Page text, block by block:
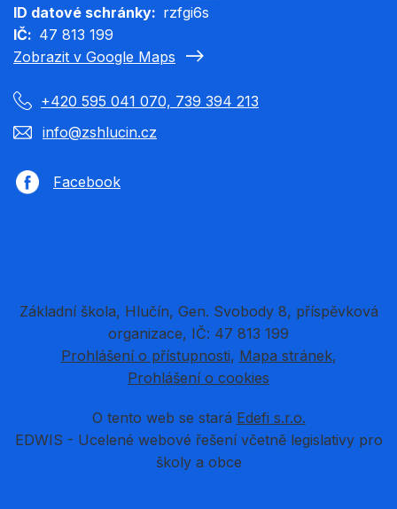
ID datové schránky
rzfgi6s
IČ
47 813 199
Zobrazit v Google Maps
+420 595 041 070, 739 394 213
info@zshlucin.cz
Facebook
Základní škola, Hlučín, Gen. Svobody 8, příspěvková
organizace, IČ: 47 813 199
Prohlášení o přístupnosti Mapa stránek
Prohlášení o cookies
O tento web se stará Edefi s.r.o.
EDWIS - Ucelené webové řešení včetně legislativy pro
školy a obce